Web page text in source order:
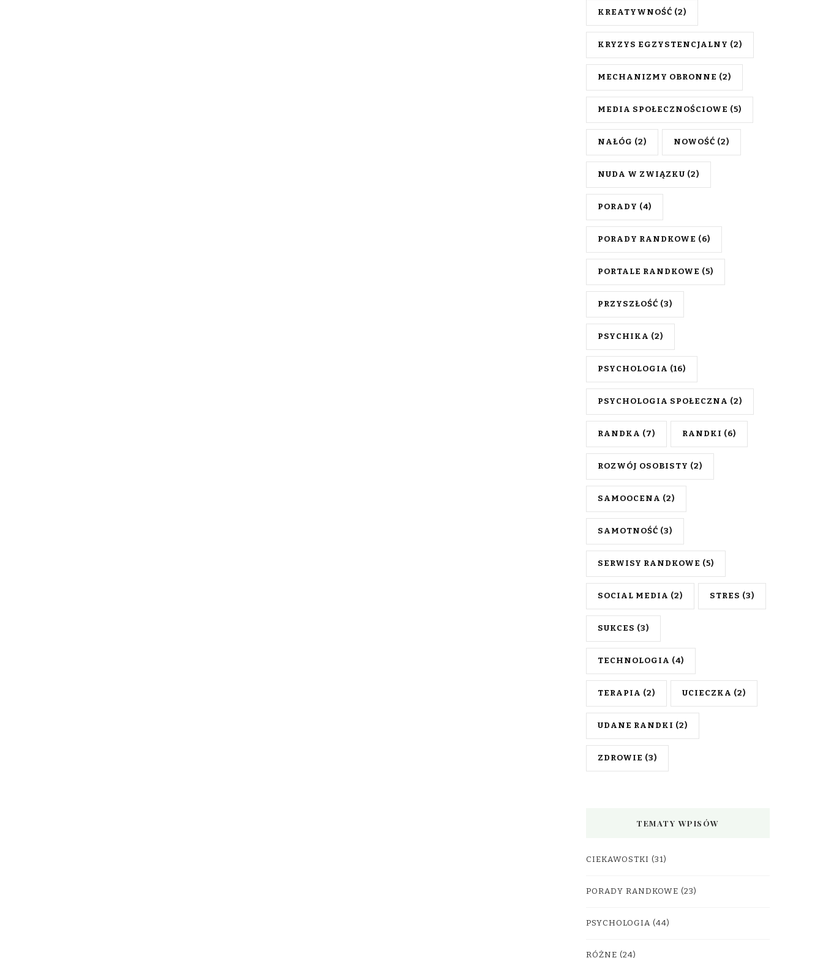
KREATYWNOŚĆ (2)
KRYZYS EGZYSTENCJALNY (2)
MECHANIZMY OBRONNE (2)
MEDIA SPOŁECZNOŚCIOWE (5)
NAŁÓG (2) NOWOŚĆ (2)
NUDA W ZWIĄZKU (2)
PORADY (4)
PORADY RANDKOWE (6)
PORTALE RANDKOWE (5)
PRZYSZŁOŚĆ (3)
PSYCHIKA (2)
PSYCHOLOGIA (16)
PSYCHOLOGIA SPOŁECZNA (2)
RANDKA (7) RANDKI (6)
ROZWÓJ OSOBISTY (2)
SAMOOCENA (2)
SAMOTNOŚĆ (3)
SERWISY RANDKOWE (5)
SOCIAL MEDIA (2) STRES (3)
SUKCES (3)
TECHNOLOGIA (4)
TERAPIA (2) UCIECZKA (2)
UDANE RANDKI (2)
ZDROWIE (3)
TEMATY WPISÓW
CIEKAWOSTKI (31)
PORADY RANDKOWE (23)
PSYCHOLOGIA (44)
RÓŻNE (24)